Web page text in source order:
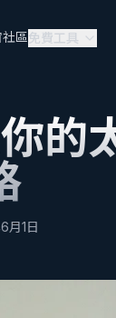
社區免費工具
的
月1日